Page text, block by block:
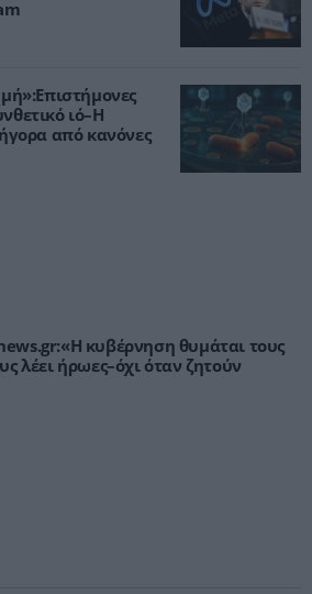
ιό–Η
από κανόνες
κυβέρνηση θυμάται τους
λέει ήρωες–όχι όταν ζητούν